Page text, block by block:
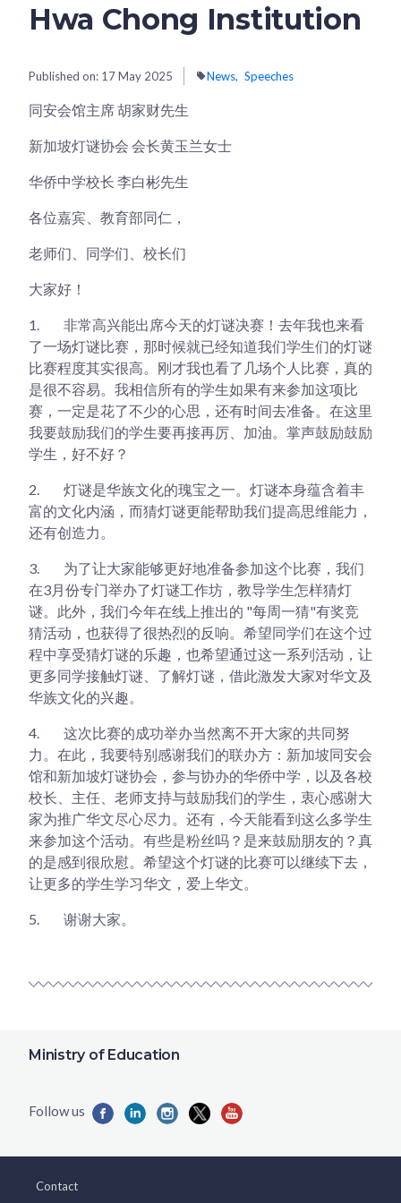
Hwa Chong Institution
Published on: 17 May 2025 News Speeches
同安会馆主席 胡家财先生
新加坡灯谜协会 会长黄玉兰女士
华侨中学校长 李白彬先生
各位嘉宾、教育部同仁，
老师们、同学们、校长们
大家好！
1.
非常高兴能出席今天的灯谜决赛！去年我也来看
了一场灯谜比赛，那时候就已经知道我们学生们的灯谜
比赛程度其实很高。刚才我也看了几场个人比赛，真的
是很不容易。我相信所有的学生如果有来参加这项比
赛，一定是花了不少的心思，还有时间去准备。在这里
我要鼓励我们的学生要再接再厉、加油。掌声鼓励鼓励
学生，好不好？
2.
灯谜是华族文化的瑰宝之一。灯谜本身蕴含着丰
富的文化内涵，而猜灯谜更能帮助我们提高思维能力，
还有创造力。
3.
为了让大家能够更好地准备参加这个比赛，我们
在3月份专门举办了灯谜工作坊，教导学生怎样猜灯
谜。此外，我们今年在线上推出的 "每周一猜"有奖竞
猜活动，也获得了很热烈的反响。希望同学们在这个过
程中享受猜灯谜的乐趣，也希望通过这一系列活动，让
更多同学接触灯谜、了解灯谜，借此激发大家对华文及
华族文化的兴趣。
4.
这次比赛的成功举办当然离不开大家的共同努
力。在此，我要特别感谢我们的联办方：新加坡同安会
馆和新加坡灯谜协会，参与协办的华侨中学，以及各校
校长、主任、老师支持与鼓励我们的学生，衷心感谢大
家为推广华文尽心尽力。还有，今天能看到这么多学生
来参加这个活动。有些是粉丝吗？是来鼓励朋友的？真
的是感到很欣慰。希望这个灯谜的比赛可以继续下去，
让更多的学生学习华文，爱上华文。
5. 谢谢大家。
Ministry of Education
Contact